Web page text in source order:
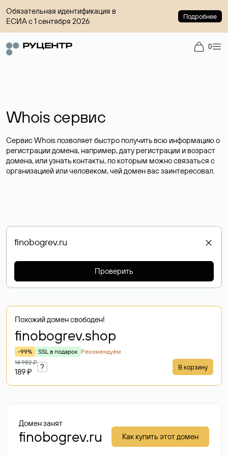
Обязательная идентификация в
ЕСИА с 1 сентября 2026
Подробнее
0
Whois сервис
Сервис Whois позволяет быстро получить всю информацию о
регистрации домена, например, дату регистрации и возраст
домена, или узнать контакты, по которым можно связаться с
организацией или человеком, чей домен вас заинтересовал.
Проверить
Похожий домен свободен!
finobogrev.shop
-99% SSL в подарок Рекомендуем
14 982 ₽
189 ₽
? В корзину
Домен занят
finobogrev.ru Как купить этот домен